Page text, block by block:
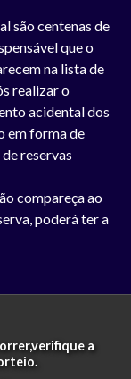
são centenas de
que o
na lista de
realizar o
acidental dos
em forma de
reservas
compareça ao
poderá ter a
a